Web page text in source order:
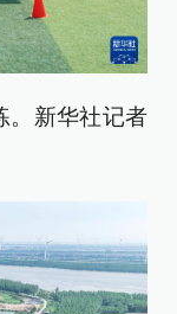
。新华社记者